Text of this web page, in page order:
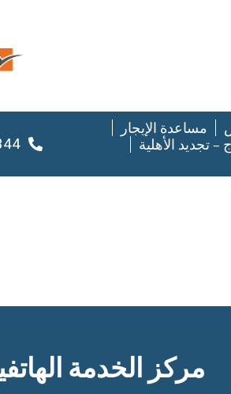
مساعدة الإيجار
– تجديد الأهلية
مركز الخدمة الهاتفية